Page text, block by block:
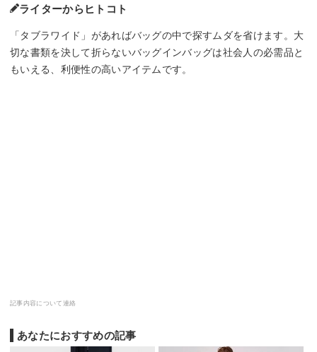
ライターからヒトコト
「タブラワイド」があればバッグの中で探すムダを省けます。大
切な書類を決して折らないバッグインバッグは社会人の必需品と
もいえる、利便性の高いアイテムです。
記事内容について連絡
あなたにおすすめの記事